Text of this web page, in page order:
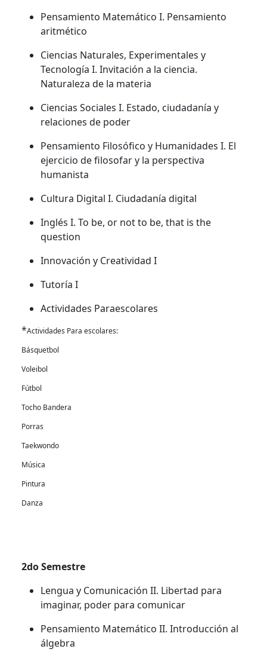
Pensamiento Matemático I. Pensamiento
aritmético
Ciencias Naturales, Experimentales y
Tecnología I. Invitación a la ciencia.
Naturaleza de la materia
Ciencias Sociales I. Estado, ciudadanía y
relaciones de poder
Pensamiento Filosófico y Humanidades I. El
ejercicio de filosofar y la perspectiva
humanista
Cultura Digital I. Ciudadanía digital
Inglés I. To be, or not to be, that is the
question
Innovación y Creatividad I
Tutoría I
Actividades Paraescolares
*Actividades Para escolares:
Básquetbol
Voleibol
Fútbol
Tocho Bandera
Porras
Taekwondo
Música
Pintura
Danza
2do Semestre
Lengua y Comunicación II. Libertad para
imaginar, poder para comunicar
Pensamiento Matemático II. Introducción al
álgebra